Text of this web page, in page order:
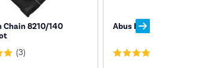
Chain 8210/140
(3)
Abus Kettingslot 8900 85cm